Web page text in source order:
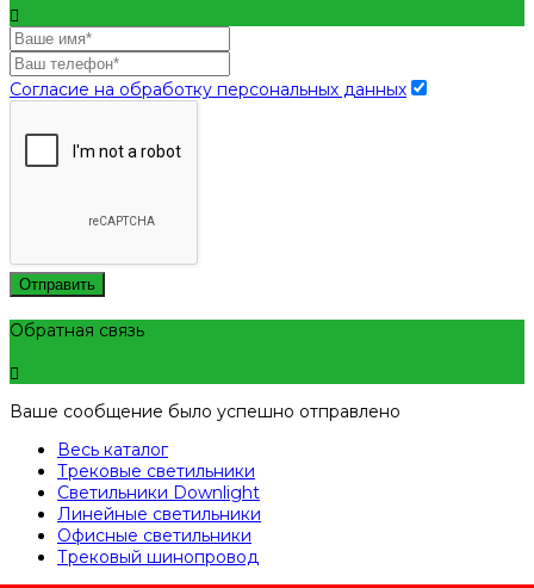
Согласие на обработку персональных данных
Отправить
Обратная связь
Ваше сообщение было успешно отправлено
Весь каталог
Трековые светильники
Светильники Downlight
Линейные светильники
Офисные светильники
Трековый шинопровод